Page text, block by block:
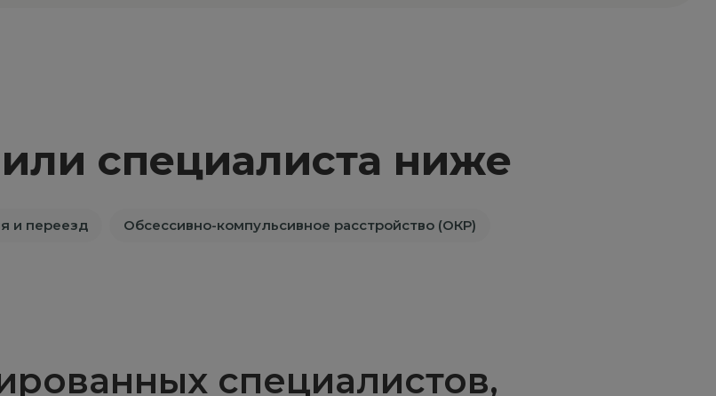
специалиста ниже
и переезд Обсессивно-компульсивное расстройство (ОКР)
специалистов,